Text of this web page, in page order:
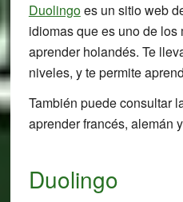
Duolingoes un sitio web
idiomas que es uno de
aprender holandés. Te
niveles, y te permite
También puede consultar
aprender francés, alemán
Duolingo